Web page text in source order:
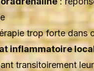
trop forte dans
inflammatoire
transitoirement